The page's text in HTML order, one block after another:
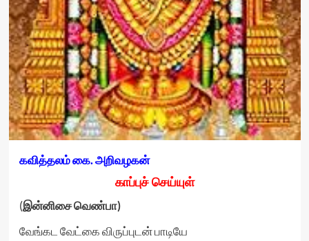
கவித்தலம் கை. அறிவழகன்
காப்புச் செய்யுள்
(இன்னிசை வெண்பா)
வேங்கட வேட்கை விருப்புடன் பாடியே